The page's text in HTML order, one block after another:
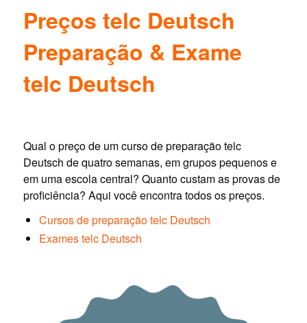
Aprenda alemão
TELC & TestDaF
More em Berlin
Sua escola
Preços telc Deutsch
Preparação & Exame
telc Deutsch
Qual o preço de um curso de preparação telc
Deutsch de quatro semanas, em grupos pequenos e
em uma escola central? Quanto custam as provas de
proficiência? Aqui você encontra todos os preços.
Cursos de preparação telc Deutsch
Exames telc Deutsch